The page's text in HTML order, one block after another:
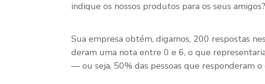
indique os nossos produtos para os seus
Sua empresa obtém, digamos, 200 respostas
deram uma nota entre 0 e 6, o que
— ou seja, 50% das pessoas que responderam o